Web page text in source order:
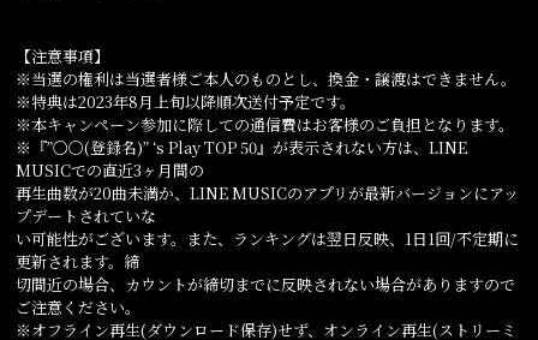
【注意事項】
※当選の権利は当選者様ご本人のものとし、換金・譲渡はできません。
※特典は2023年8月上旬以降順次送付予定です。
※本キャンペーン参加に際しての通信費はお客様のご負担となります。
※『”〇〇(登録名)” ‘s Play TOP 50』が表示されない方は、LINE
MUSICでの直近3ヶ月間の
再生曲数が20曲未満か、LINE MUSICのアプリが最新バージョンにアッ
プデートされていな
い可能性がございます。また、ランキングは翌日反映、1日1回/不定期に
更新されます。締
切間近の場合、カウントが締切までに反映されない場合がありますので
ご注意ください。
※オフライン再生(ダウンロード保存)せず、オンライン再生(ストリーミ